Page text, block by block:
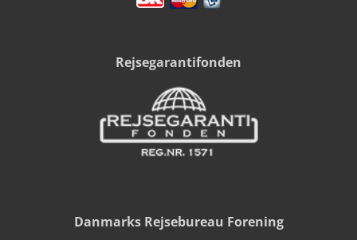
Rejsegarantifonden
Danmarks Rejsebureau Forening